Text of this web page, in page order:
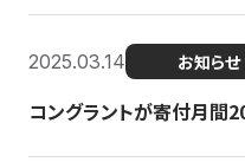
2025.03.14 お知らせ
コングラントが寄付月間